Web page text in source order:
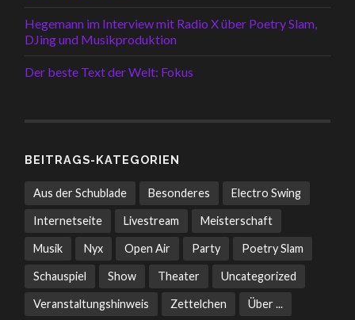
Hegemann im Interview mit Radio X über Poetry Slam,
DJing und Musikproduktion
Der beste Text der Welt: Fokus
BEITRAGS-KATEGORIEN
Aus der Schublade Besonderes Electro Swing
Internetseite Livestream Meisterschaft
Musik Nyx Open Air Party Poetry Slam
Schauspiel Show Theater Uncategorized
Veranstaltungshinweis Zettelchen Über ...